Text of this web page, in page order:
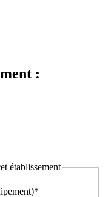
:
établissement